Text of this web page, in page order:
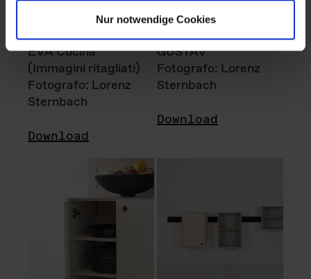
Nur notwendige Cookies
EVA Cucina
(Immagini ritagliati)
Fotografo: Lorenz
Sternbach
Download
GUSTAV
Fotografo: Lorenz
Sternbach
Download